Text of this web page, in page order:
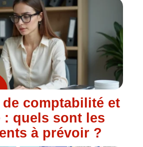
comptabilité et
: quels sont les
à prévoir ?